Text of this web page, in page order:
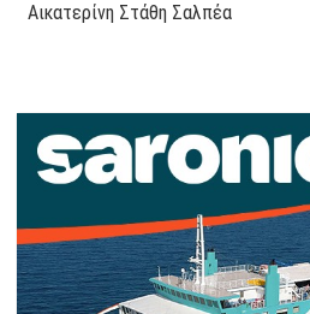
Αικατερίνη Στάθη Σαλπέα